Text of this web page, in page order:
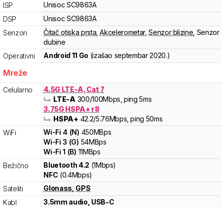
ISP
Unisoc SC9863A
DSP
Unisoc SC9863A
Senzori
Čitač otiska prsta ,Akcelerometar,Senzor blizine Senzor
dubine
Operativni
Android 11 Go (izašao septembar 2020.)
Mreže
Celularno
4.5G LTE-A, Cat 7
LTE-A 300/100Mbps , ping 5ms
3.75G HSPA+ r8
HSPA+ 42.2/5.76Mbps , ping 50ms
WiFi
Wi-Fi 4 (N) 450MBps
Wi-Fi3 (G) 54MBps
Wi-Fi1 (B) 11MBps
Bežično
Bluetooth 4.2 (1Mbps)
NFC (0.4Mbps)
Sateliti
Glonass GPS
Kabl
3.5mm audio, USB-C